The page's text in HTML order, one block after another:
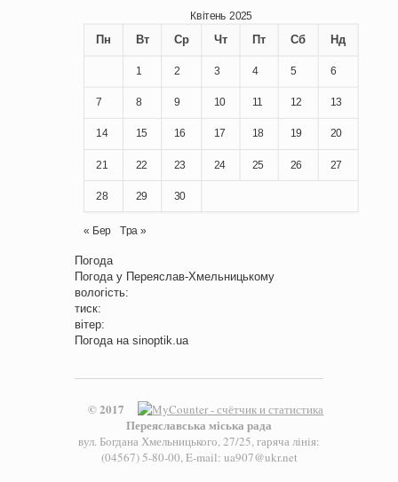
Квітень 2025
Пн Вт Ср Чт Пт Сб Нд
1 2 3 4 5 6
7 8 9 10 11 12 13
14 15 16 17 18 19 20
21 22 23 24 25 26 27
28 29 30
« Бер Тра »
Погода
Погода у Переяслав-Хмельницькому
вологість:
тиск:
вітер:
Погода на sinoptik.ua
© 2017
Переяславська міська рада
вул. Богдана Хмельницького, 27/25, гаряча лінія:
(04567) 5-80-00, E-mail: ua907@ukr.net